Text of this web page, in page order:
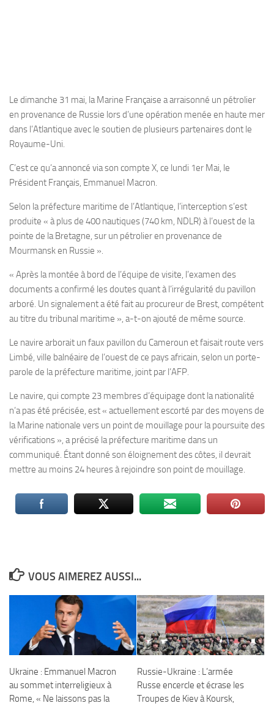
Le dimanche 31 mai, la Marine Française a arraisonné un pétrolier
en provenance de Russie lors d’une opération menée en haute mer
dans l’Atlantique avec le soutien de plusieurs partenaires dont le
Royaume-Uni.
C’est ce qu’a annoncé via son compte X, ce lundi 1er Mai, le
Président Français, Emmanuel Macron.
Selon la préfecture maritime de l’Atlantique, l’interception s’est
produite « à plus de 400 nautiques (740 km, NDLR) à l’ouest de la
pointe de la Bretagne, sur un pétrolier en provenance de
Mourmansk en Russie ».
« Après la montée à bord de l’équipe de visite, l’examen des
documents a confirmé les doutes quant à l’irrégularité du pavillon
arboré. Un signalement a été fait au procureur de Brest, compétent
au titre du tribunal maritime », a-t-on ajouté de même source.
Le navire arborait un faux pavillon du Cameroun et faisait route vers
Limbé, ville balnéaire de l’ouest de ce pays africain, selon un porte-
parole de la préfecture maritime, joint par l’AFP.
Le navire, qui compte 23 membres d’équipage dont la nationalité
n’a pas été précisée, est « actuellement escorté par des moyens de
la Marine nationale vers un point de mouillage pour la poursuite des
vérifications », a précisé la préfecture maritime dans un
communiqué. Étant donné son éloignement des côtes, il devrait
mettre au moins 24 heures à rejoindre son point de mouillage.
VOUS AIMEREZ AUSSI...
Ukraine : Emmanuel Macron
au sommet interreligieux à
Rome, « Ne laissons pas la
Russie-Ukraine : L’armée
Russe encercle et écrase les
Troupes de Kiev à Koursk,